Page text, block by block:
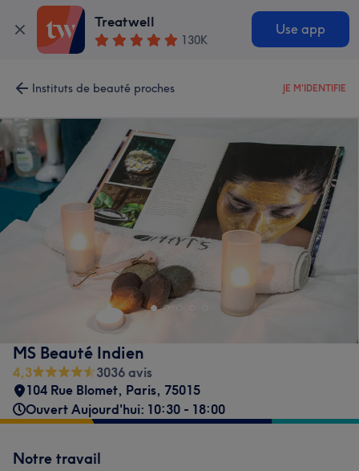
Treatwell
130K
Use app
Instituts de beauté proches JE M'IDENTIFIE
MS Beauté Indien
4,3
3036 avis
104 Rue Blomet, Paris, 75015
Ouvert Aujourd'hui: 10:30 - 18:00
Notre travail